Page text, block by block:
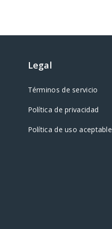
Legal
Términos de servicio
Política de privacidad
Política de uso aceptable